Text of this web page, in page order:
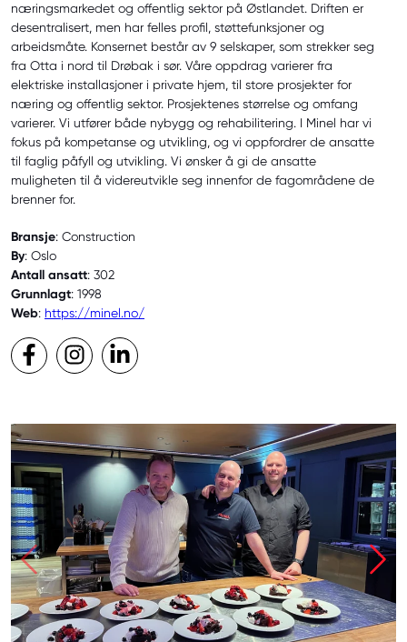
næringsmarkedet og offentlig sektor på Østlandet. Driften er
desentralisert, men har felles profil, støttefunksjoner og
arbeidsmåte. Konsernet består av 9 selskaper, som strekker seg
fra Otta i nord til Drøbak i sør. Våre oppdrag varierer fra
elektriske installasjoner i private hjem, til store prosjekter for
næring og offentlig sektor. Prosjektenes størrelse og omfang
varierer. Vi utfører både nybygg og rehabilitering. I Minel har vi
fokus på kompetanse og utvikling, og vi oppfordrer de ansatte
til faglig påfyll og utvikling. Vi ønsker å gi de ansatte
muligheten til å videreutvikle seg innenfor de fagområdene de
brenner for.
Bransje: Construction
By: Oslo
Antall ansatt: 302
Grunnlagt: 1998
Web: https://minel.no/
Facebook
Instagram
LinkedIn